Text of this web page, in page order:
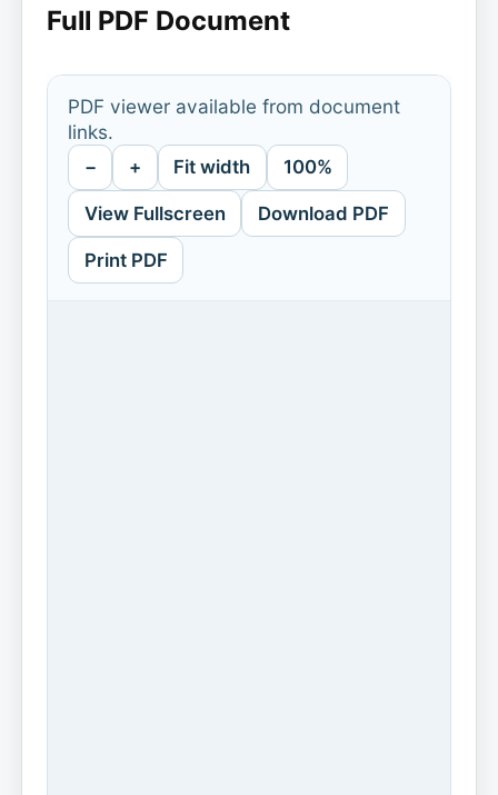
Full PDF Document
PDF viewer available from document
links.
− + Fit width 100%
View Fullscreen Download PDF
Print PDF